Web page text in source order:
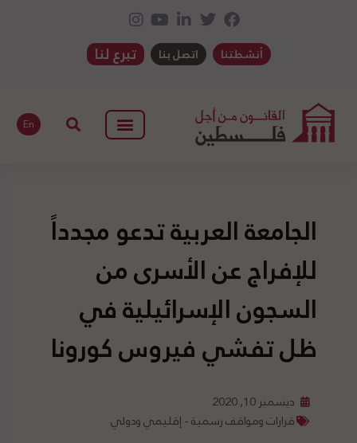
أنشطتنا اتصل بنا تبرع لنا
En
الجامعة العربية تدعو مجدداً
للإفراج عن الأسرى من
السجون الإسرائيلية في
ظل تفشي فيروس كورونا
ديسمبر 10, 2020
قرارات ومواقف رسمية - إقليمي ودولي